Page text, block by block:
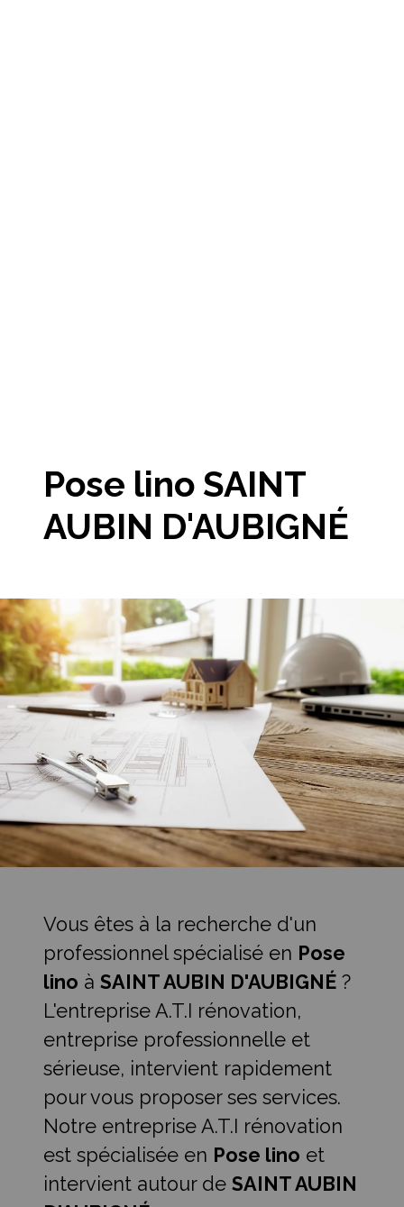
Pose lino SAINT
AUBIN D'AUBIGNÉ
Vous êtes à la recherche d'un
professionnel spécialisé en Pose
lino à SAINT AUBIN D'AUBIGNÉ ?
L'entreprise A.T.I rénovation,
entreprise professionnelle et
sérieuse, intervient rapidement
pour vous proposer ses services.
Notre entreprise A.T.I rénovation
est spécialisée en Pose lino et
intervient autour de SAINT AUBIN